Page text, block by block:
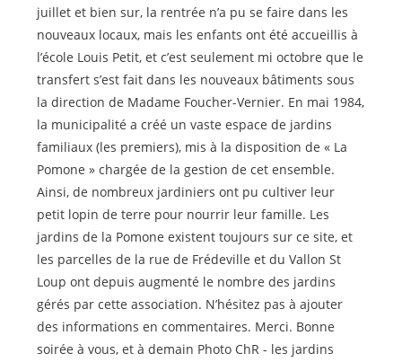
juillet et bien sur, la rentrée n’a pu se faire dans les
nouveaux locaux, mais les enfants ont été accueillis à
l’école Louis Petit, et c’est seulement mi octobre que le
transfert s’est fait dans les nouveaux bâtiments sous
la direction de Madame Foucher-Vernier. En mai 1984,
la municipalité a créé un vaste espace de jardins
familiaux (les premiers), mis à la disposition de « La
Pomone » chargée de la gestion de cet ensemble.
Ainsi, de nombreux jardiniers ont pu cultiver leur
petit lopin de terre pour nourrir leur famille. Les
jardins de la Pomone existent toujours sur ce site, et
les parcelles de la rue de Frédeville et du Vallon St
Loup ont depuis augmenté le nombre des jardins
gérés par cette association. N’hésitez pas à ajouter
des informations en commentaires. Merci. Bonne
soirée à vous, et à demain Photo ChR - les jardins